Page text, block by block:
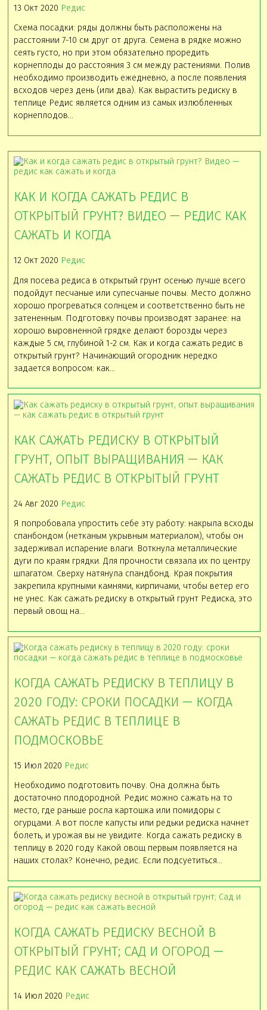
13 Окт 2020 Редис
Схема посадки: ряды должны быть расположены на
расстоянии 7-10 см друг от друга. Семена в рядке можно
сеять густо, но при этом обязательно проредить
корнеплоды до расстояния 3 см между растениями. Полив
необходимо производить ежедневно, а после появления
всходов через день (или два). Как вырастить редиску в
теплице Редис является одним из самых излюбленных
корнеплодов…
КАК И КОГДА САЖАТЬ РЕДИС В
ОТКРЫТЫЙ ГРУНТ? ВИДЕО — РЕДИС КАК
САЖАТЬ И КОГДА
12 Окт 2020 Редис
Для посева редиса в открытый грунт осенью лучше всего
подойдут песчаные или супесчаные почвы. Место должно
хорошо прогреваться солнцем и соответственно быть не
затененным. Подготовку почвы производят заранее: на
хорошо выровненной грядке делают борозды через
каждые 5 см, глубиной 1-2 см. Как и когда сажать редис в
открытый грунт? Начинающий огородник нередко
задается вопросом: как…
КАК САЖАТЬ РЕДИСКУ В ОТКРЫТЫЙ
ГРУНТ, ОПЫТ ВЫРАЩИВАНИЯ — КАК
САЖАТЬ РЕДИС В ОТКРЫТЫЙ ГРУНТ
24 Авг 2020 Редис
Я попробовала упростить себе эту работу: накрыла всходы
спанбондом (нетканым укрывным материалом), чтобы он
задерживал испарение влаги. Воткнула металлические
дуги по краям грядки. Для прочности связала их по центру
шпагатом. Сверху натянула спандбонд. Края покрытия
закрепила крупными камнями, кирпичами, чтобы ветер его
не унес. Как сажать редиску в открытый грунт Редиска, это
первый овощ на…
КОГДА САЖАТЬ РЕДИСКУ В ТЕПЛИЦУ В
2020 ГОДУ: СРОКИ ПОСАДКИ — КОГДА
САЖАТЬ РЕДИС В ТЕПЛИЦЕ В
ПОДМОСКОВЬЕ
15 Июл 2020 Редис
Необходимо подготовить почву. Она должна быть
достаточно плодородной. Редис можно сажать на то
место, где раньше росла картошка или помидоры с
огурцами. А вот после капусты или редьки редиска начнет
болеть, и урожая вы не увидите. Когда сажать редиску в
теплицу в 2020 году Какой овощ первым появляется на
наших столах? Конечно, редис. Если подсуетиться…
КОГДА САЖАТЬ РЕДИСКУ ВЕСНОЙ В
ОТКРЫТЫЙ ГРУНТ; САД И ОГОРОД —
РЕДИС КАК САЖАТЬ ВЕСНОЙ
14 Июл 2020 Редис